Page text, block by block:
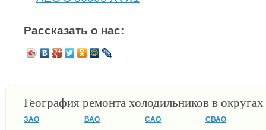
Рассказать о нас:
География ремонта холодильников в
ЗАО ВАО САО СВАО